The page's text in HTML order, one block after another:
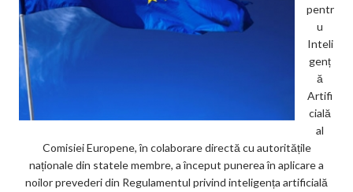
pentr
u
Inteli
genț
ă
Artifi
cială
al
Comisiei Europene, în colaborare directă cu autoritățile
naționale din statele membre, a început punerea în aplicare a
noilor prevederi din Regulamentul privind inteligența artificială